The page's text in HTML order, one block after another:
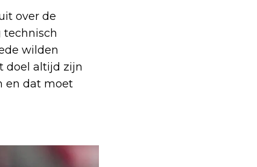
over de
technisch
wilden
doel altijd zijn
en dat moet